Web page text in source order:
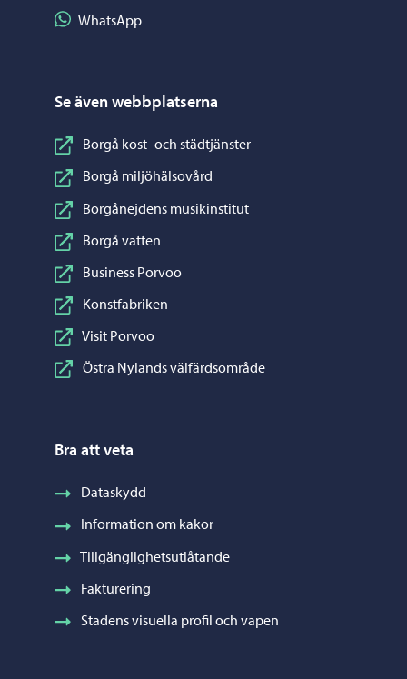
Dela på WhatsApp
WhatsApp
Se även webbplatserna
Borgå kost- och städtjänster
Borgå miljöhälsovård
Borgånejdens musikinstitut
Borgå vatten
Business Porvoo
Konstfabriken
Visit Porvoo
Östra Nylands välfärdsområde
Bra att veta
Dataskydd
Information om kakor
Tillgänglighetsutlåtande
Fakturering
Stadens visuella profil och vapen